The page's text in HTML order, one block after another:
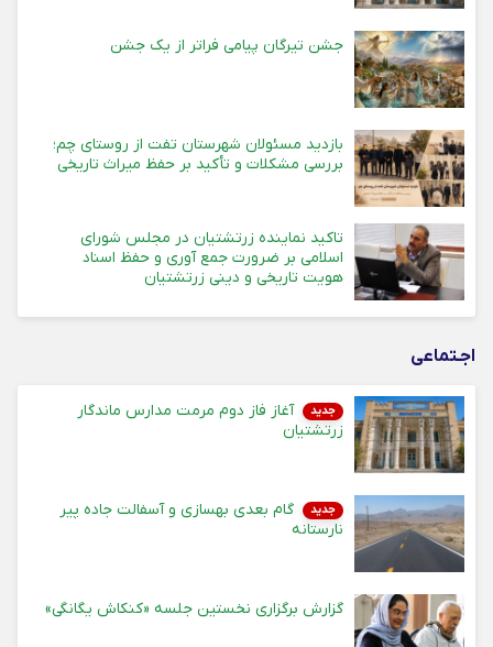
جشن تیرگان پیامی فراتر از یک جشن
بازدید مسئولان شهرستان تفت از روستای چم؛
بررسی مشکلات و تأکید بر حفظ میراث تاریخی
تاکید نماینده زرتشتیان در مجلس شورای
اسلامی بر ضرورت جمع آوری و حفظ اسناد
هویت تاریخی و دینی زرتشتیان
اجـتماعی
جدید
آغاز فاز دوم مرمت مدارس ماندگار
زرتشتیان
جدید
گام بعدی بهسازی و آسفالت جاده پیر
نارستانه
گزارش برگزاری نخستین جلسه «کنکاش یگانگی»